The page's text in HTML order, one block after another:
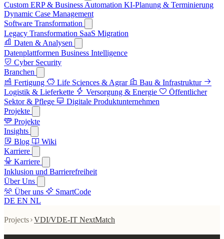
Custom ERP & Business Automation KI-Planung & Terminierung
Dynamic Case Management
Software Transformation
Legacy Transformation SaaS Migration
Daten & Analysen
Datenplattformen Business Intelligence
Cyber Security
Branchen
Fertigung
Life Sciences & Agrar
Bau & Infrastruktur
Logistik & Lieferkette
Versorgung & Energie
Öffentlicher
Sektor & Pflege
Digitale Produktunternehmen
Projekte
Projekte
Insights
Blog
Wiki
Karriere
Karriere
Inklusion und Barrierefreiheit
Über Uns
Über uns
SmartCode
DE EN NL
Projects VDI/VDE-IT NextMatch